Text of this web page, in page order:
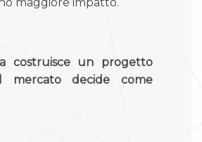
costruisce un progetto
mercato decide come